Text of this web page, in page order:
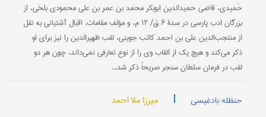
حَمیدی، قاضی حمیدالدین ابوبکر محمد بن عمر بن علی محمودی بلخی، از
بزرگان ادب پارسی در سدۀ ۶ ق/ ۱۲ م، و مؤلف مقامات. اقبال آشتیانی به نقل
از منتجب‌الدین علی بن احمد کاتب جوینی، لقب ظهیرالدین را نیز برای او
ذکر می‌کند و هیچ یک از القاب وی را از نوع تعارفی نمی‌داند، چون هر دو
لقب در فرمان سلطان سنجر صریحاً ذکر شد...
حنظله بادغیسی | میرزا ملا احمد